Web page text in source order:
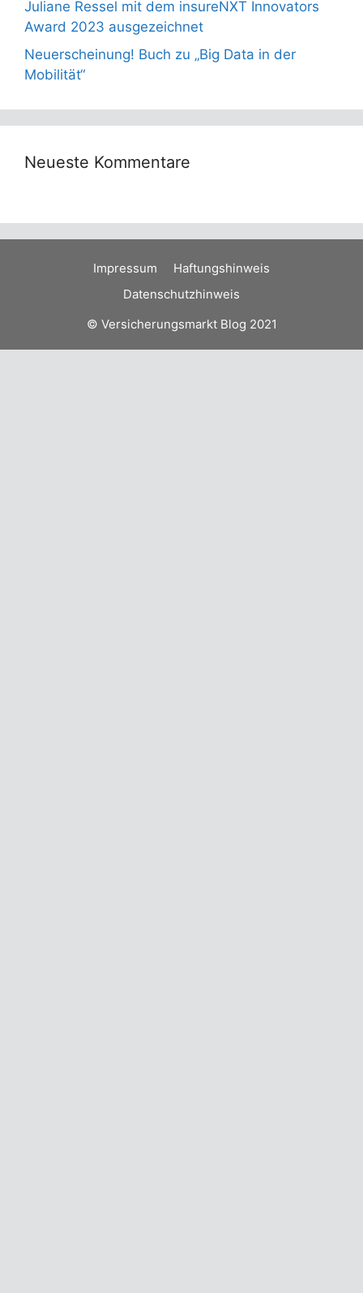
Juliane Ressel mit dem insureNXT Innovators
Award 2023 ausgezeichnet
Neuerscheinung! Buch zu „Big Data in der
Mobilität“
Neueste Kommentare
Impressum
Haftungshinweis
Datenschutzhinweis
© Versicherungsmarkt Blog 2021